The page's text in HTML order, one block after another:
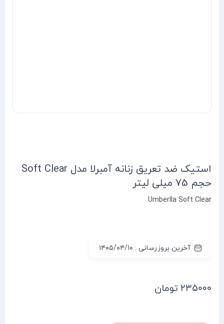
استیک ضد تعریق زنانه آمبرلا مدل Soft Clear
حجم 75 میلی لیتر
Umberlla Soft Clear
آخرین بروزرسانی : ۱۴۰۵/۰۴/۱۰
۲۳۵۰۰۰ تومان